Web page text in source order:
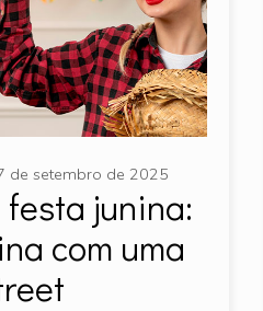
festa junina:
com uma
de setembro de 2025